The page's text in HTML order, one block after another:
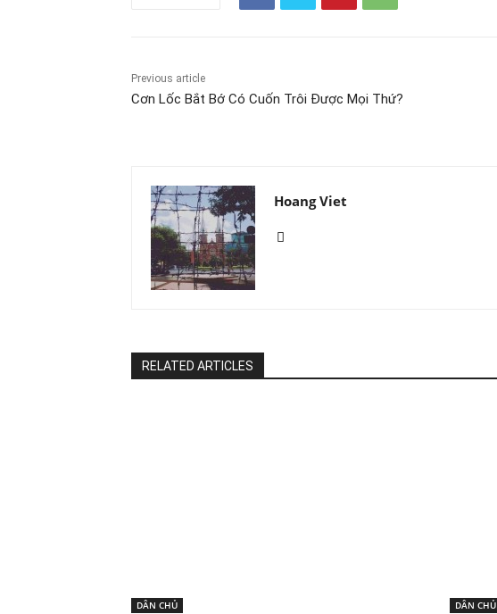
Previous article
Cơn Lốc Bắt Bớ Có Cuốn Trôi Được Mọi Thứ?
Hoang Viet
RELATED ARTICLES
DÂN CHỦ DÂN CHỦ